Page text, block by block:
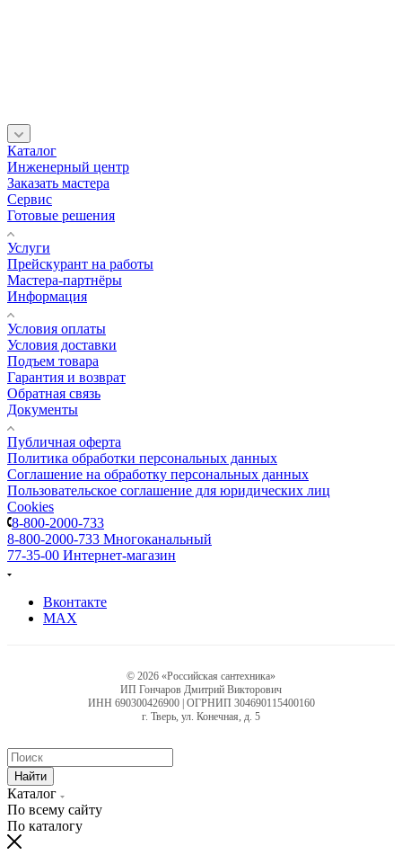
Каталог
Инженерный центр
Заказать мастера
Сервис
Готовые решения
Услуги
Прейскурант на работы
Мастера-партнёры
Информация
Условия оплаты
Условия доставки
Подъем товара
Гарантия и возврат
Обратная связь
Документы
Публичная оферта
Политика обработки персональных данных
Соглашение на обработку персональных данных
Пользовательское соглашение для юридических лиц
Cookies
8-800-2000-733
8-800-2000-733 Многоканальный
77-35-00 Интернет-магазин
Вконтакте
MAX
© 2026 «Российская сантехника»
ИП Гончаров Дмитрий Викторович
ИНН 690300426900 | ОГРНИП 304690115400160
г. Тверь, ул. Конечная, д. 5
Найти
Каталог
По всему сайту
По каталогу